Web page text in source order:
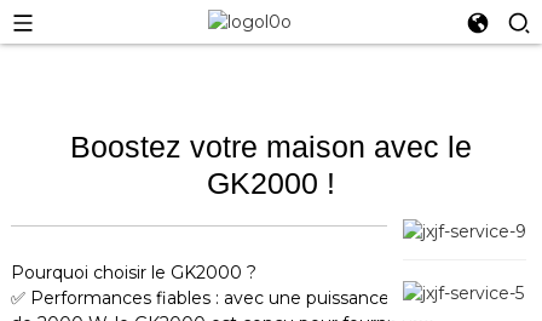
Boostez votre maison avec le
GK2000 !
Pourquoi choisir le GK2000 ?
✅ Performances fiables : avec une puissance de sortie totale